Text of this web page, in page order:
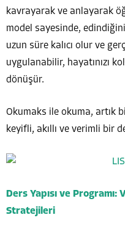
kavrayarak ve anlayarak
model sayesinde,
uzun süre kalıcı olur ve
uygulanabilir, hayatınızı
dönüşür.
Okumaks ile okuma, artık
keyifli, akıllı ve verimli bir
Ders Yapısı ve Programı:
Stratejileri